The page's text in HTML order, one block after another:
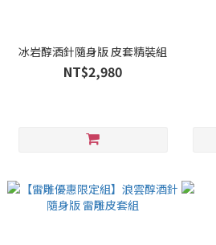
冰岩醇酒針隨身版 皮套精裝組
NT$2,980